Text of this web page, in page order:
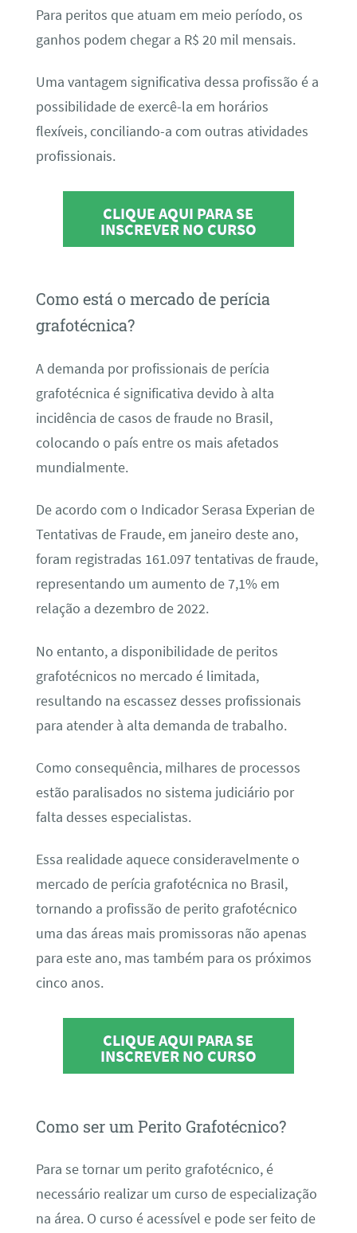
Para peritos que atuam em meio período, os
ganhos podem chegar a R$ 20 mil mensais.
Uma vantagem significativa dessa profissão é a
possibilidade de exercê-la em horários
flexíveis, conciliando-a com outras atividades
profissionais.
CLIQUE AQUI PARA SE
INSCREVER NO CURSO
Como está o mercado de perícia
grafotécnica?
A demanda por profissionais de perícia
grafotécnica é significativa devido à alta
incidência de casos de fraude no Brasil,
colocando o país entre os mais afetados
mundialmente.
De acordo com o Indicador Serasa Experian de
Tentativas de Fraude, em janeiro deste ano,
foram registradas 161.097 tentativas de fraude,
representando um aumento de 7,1% em
relação a dezembro de 2022.
No entanto, a disponibilidade de peritos
grafotécnicos no mercado é limitada,
resultando na escassez desses profissionais
para atender à alta demanda de trabalho.
Como consequência, milhares de processos
estão paralisados no sistema judiciário por
falta desses especialistas.
Essa realidade aquece consideravelmente o
mercado de perícia grafotécnica no Brasil,
tornando a profissão de perito grafotécnico
uma das áreas mais promissoras não apenas
para este ano, mas também para os próximos
cinco anos.
CLIQUE AQUI PARA SE
INSCREVER NO CURSO
Como ser um Perito Grafotécnico?
Para se tornar um perito grafotécnico, é
necessário realizar um curso de especialização
na área. O curso é acessível e pode ser feito de